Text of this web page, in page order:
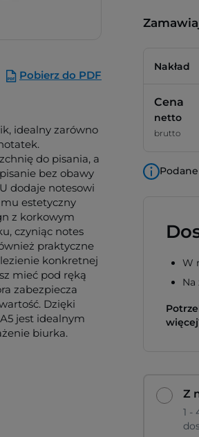
Pobierz do PDF
idealny zarówno
do pisania, a
bez obawy
dodaje notesowi
estetyczny
z korkowym
czyniąc notes
praktyczne
konkretnej
mieć pod ręką
zabezpiecza
Dzięki
jest idealnym
biurka.
Nakład
Cena
netto
brutto
W
Na
Z
1 -